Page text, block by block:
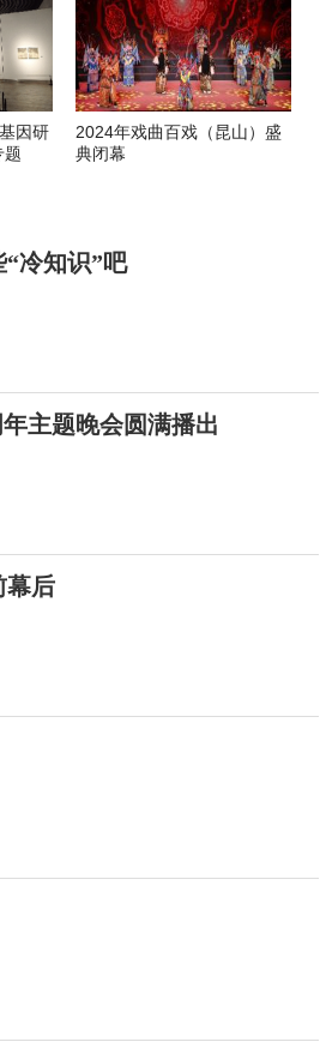
因研
题
2024年戏曲百戏（昆山）盛
典闭幕
冷知识”吧
主题晚会圆满播出
幕后